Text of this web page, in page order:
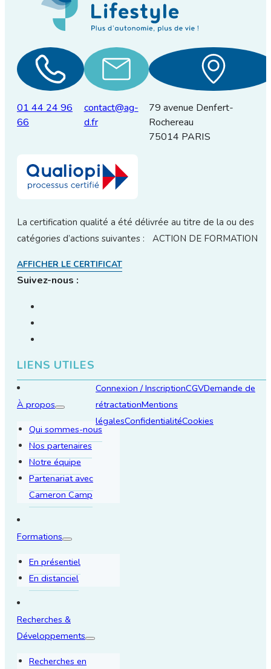
01 44 24 96
66
contact@ag-
d.fr
79 avenue Denfert-
Rochereau
75014 PARIS
La certification qualité a été délivrée au titre de la ou des
catégories d’actions suivantes : ACTION DE FORMATION
AFFICHER LE CERTIFICAT
Suivez-nous :
LIENS UTILES
À propos
Qui sommes-nous
Nos partenaires
Notre équipe
Partenariat avec
Cameron Camp
Formations
En présentiel
En distanciel
Recherches &
Développements
Recherches en
Connexion / InscriptionCGVDemande de
rétractationMentions
légalesConfidentialitéCookies